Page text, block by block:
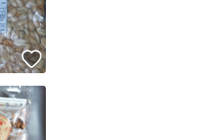
の実績について
したユーザーにバッジを付与しています
情報をコピーします
いいね！